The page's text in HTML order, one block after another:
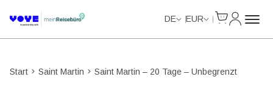
DE EUR
Start Saint Martin Saint Martin – 20 Tage – Unbegrenzt